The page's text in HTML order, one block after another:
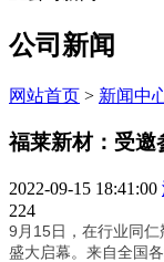
公司新闻
网站首页 > 新闻中
福莱新材：受邀
2022-09-15 18:41:00
224
9月15日，在行业同
盛大启幕。来自全国